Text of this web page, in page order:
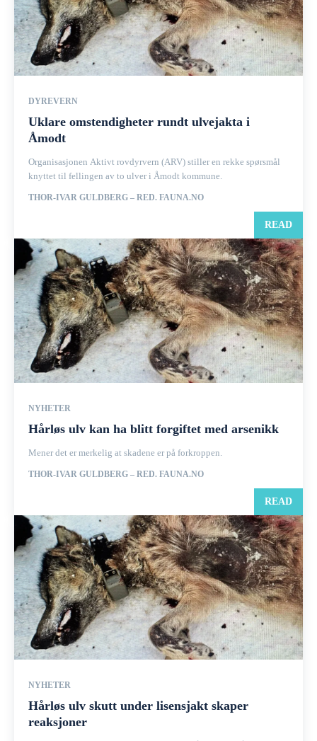
DYREVERN
Uklare omstendigheter rundt ulvejakta i
Åmodt
Organisasjonen Aktivt rovdyrvern (ARV) stiller en rekke spørsmål
knyttet til fellingen av to ulver i Åmodt kommune.
THOR-IVAR GULDBERG – RED. FAUNA.NO
READ
NYHETER
Hårløs ulv kan ha blitt forgiftet med arsenikk
Mener det er merkelig at skadene er på forkroppen.
THOR-IVAR GULDBERG – RED. FAUNA.NO
READ
NYHETER
Hårløs ulv skutt under lisensjakt skaper
reaksjoner